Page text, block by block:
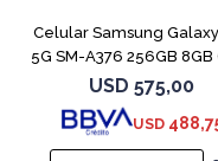
Celular Samsung
5G SM-A376 256GB 8GB
USD 575,00
USD